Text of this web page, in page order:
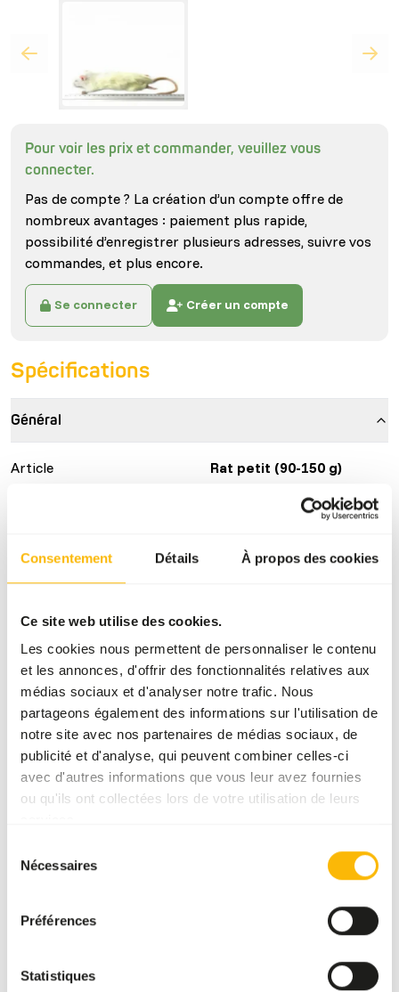
Consentement Détails À propos des cookies
Ce site web utilise des cookies.
Les cookies nous permettent de personnaliser le contenu
et les annonces, d'offrir des fonctionnalités relatives aux
médias sociaux et d'analyser notre trafic. Nous
partageons également des informations sur l'utilisation de
notre site avec nos partenaires de médias sociaux, de
publicité et d'analyse, qui peuvent combiner celles-ci
avec d'autres informations que vous leur avez fournies
ou qu'ils ont collectées lors de votre utilisation de leurs
Nécessaires
Préférences
Statistiques
À propos de ce produit
Pour voir les prix et commander, veuillez vous
connecter.
Pas de compte ? La création d’un compte offre de
nombreux avantages : paiement plus rapide,
possibilité d’enregistrer plusieurs adresses, suivre vos
commandes, et plus encore.
Se connecter Créer un compte
Spécifications
Général
Article
Rat petit (90-150 g)
Statut de l'inventaire
Disponible en stock
Détails
Composition
100% rat
Marque
Kiezebrink
Conseils nutritionnels
Ce produit est une nourriture crue pour animaux. Par